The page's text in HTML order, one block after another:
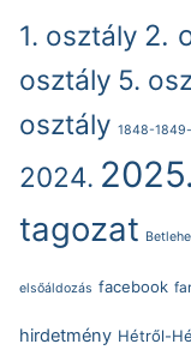
1. osztály 2.
osztály 5.
osztály 1848-
2024. 2025.
tagozat
elsőáldozás facebook
hirdetmény Hétről-